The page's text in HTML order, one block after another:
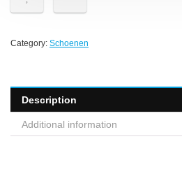
Category: Schoenen
Description
Additional information